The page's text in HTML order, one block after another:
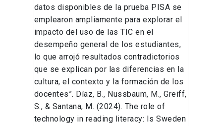
datos disponibles de la prueba PISA se
emplearon ampliamente para explorar el
impacto del uso de las TIC en el
desempeño general de los estudiantes,
lo que arrojó resultados contradictorios
que se explican por las diferencias en la
cultura, el contexto y la formación de los
docentes”. Díaz, B., Nussbaum, M., Greiff,
S., & Santana, M. (2024). The role of
technology in reading literacy: Is Sweden